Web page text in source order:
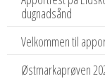
dugnadsånd
Velkommen til
Østmarkaprøven